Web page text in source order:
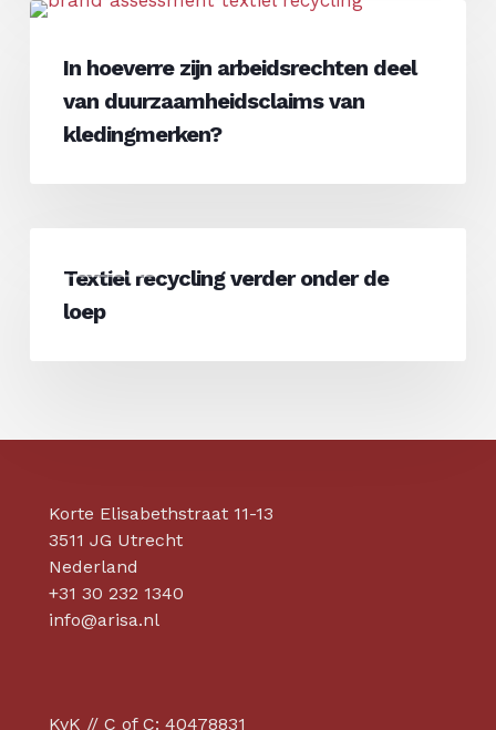
werkomstandigheden
verbeteren
In
arbeidsrechten
deel
duurzaamheidsclaims
In hoeverre zijn arbeidsrechten deel
van duurzaamheidsclaims van
kledingmerken?
recycling
verder
Textiel recycling verder onder de
loep
Korte Elisabethstraat 11-13
3511 JG Utrecht
Nederland
+31 30 232 1340
info@arisa.nl
KvK // C of C: 40478831